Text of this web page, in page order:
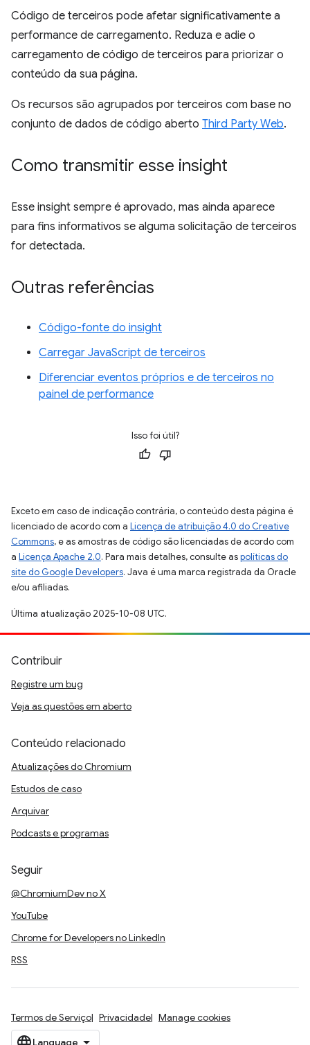
Código de terceiros pode afetar significativamente a
performance de carregamento. Reduza e adie o
carregamento de código de terceiros para priorizar o
conteúdo da sua página.
Os recursos são agrupados por terceiros com base no
conjunto de dados de código aberto Third Party Web.
Como transmitir esse insight
Esse insight sempre é aprovado, mas ainda aparece
para fins informativos se alguma solicitação de terceiros
for detectada.
Outras referências
Código-fonte do insight
Carregar JavaScript de terceiros
Diferenciar eventos próprios e de terceiros no
painel de performance
Isso foi útil?
Exceto em caso de indicação contrária, o conteúdo desta página é
licenciado de acordo com a Licença de atribuição 4.0 do Creative
Commons, e as amostras de código são licenciadas de acordo com
a Licença Apache 2.0. Para mais detalhes, consulte aspolíticas do
site do Google Developers. Java é uma marca registrada da Oracle
e/ou afiliadas.
Última atualização 2025-10-08 UTC.
Contribuir
Registre um bug
Veja as questões em aberto
Conteúdo relacionado
Atualizações do Chromium
Estudos de caso
Arquivar
Podcasts e programas
Seguir
@ChromiumDev no X
YouTube
Chrome for Developers no LinkedIn
RSS
Termos de Serviço Privacidade Manage cookies